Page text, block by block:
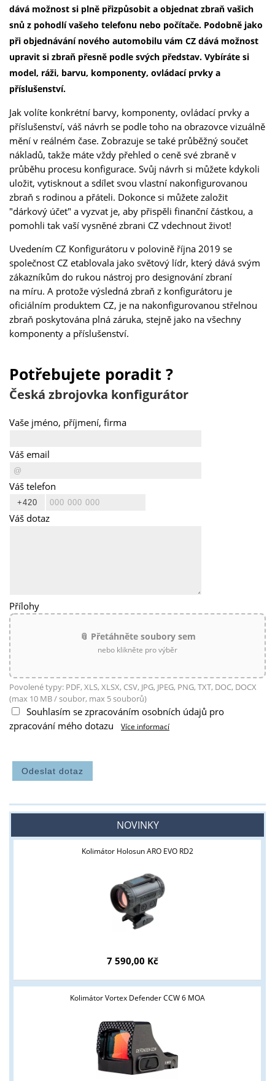
dává možnost si plně přizpůsobit a objednat zbraň vašich
snů z pohodlí vašeho telefonu nebo počítače. Podobně jako
při objednávání nového automobilu vám CZ dává možnost
upravit si zbraň přesně podle svých představ. Vybíráte si
model, ráži, barvu, komponenty, ovládací prvky a
příslušenství.
Jak volíte konkrétní barvy, komponenty, ovládací prvky a
příslušenství, váš návrh se podle toho na obrazovce vizuálně
mění v reálném čase. Zobrazuje se také průběžný součet
nákladů, takže máte vždy přehled o ceně své zbraně v
průběhu procesu konfigurace. Svůj návrh si můžete kdykoli
uložit, vytisknout a sdílet svou vlastní nakonfigurovanou
zbraň s rodinou a přáteli. Dokonce si můžete založit
"dárkový účet" a vyzvat je, aby přispěli finanční částkou, a
pomohli tak vaší vysněné zbrani CZ vdechnout život!
Uvedením CZ Konfigurátoru v polovině října 2019 se
společnost CZ etablovala jako světový lídr, který dává svým
zákazníkům do rukou nástroj pro designování zbraní
na míru. A protože výsledná zbraň z konfigurátoru je
oficiálním produktem CZ, je na nakonfigurovanou střelnou
zbraň poskytována plná záruka, stejně jako na všechny
komponenty a příslušenství.
Potřebujete poradit ?
Česká zbrojovka konfigurátor
Vaše jméno, příjmení, firma
Váš email
Váš telefon
Váš dotaz
Přílohy
📎 Přetáhněte soubory sem
nebo klikněte pro výběr
Povolené typy: PDF, XLS, XLSX, CSV, JPG, JPEG, PNG, TXT, DOC, DOCX
(max 10 MB / soubor, max 5 souborů)
Souhlasím se zpracováním osobních údajů pro
zpracování mého dotazu
Více informací
NOVINKY
Kolimátor Holosun ARO EVO RD2
7 590,00 Kč
Kolimátor Vortex Defender CCW 6 MOA